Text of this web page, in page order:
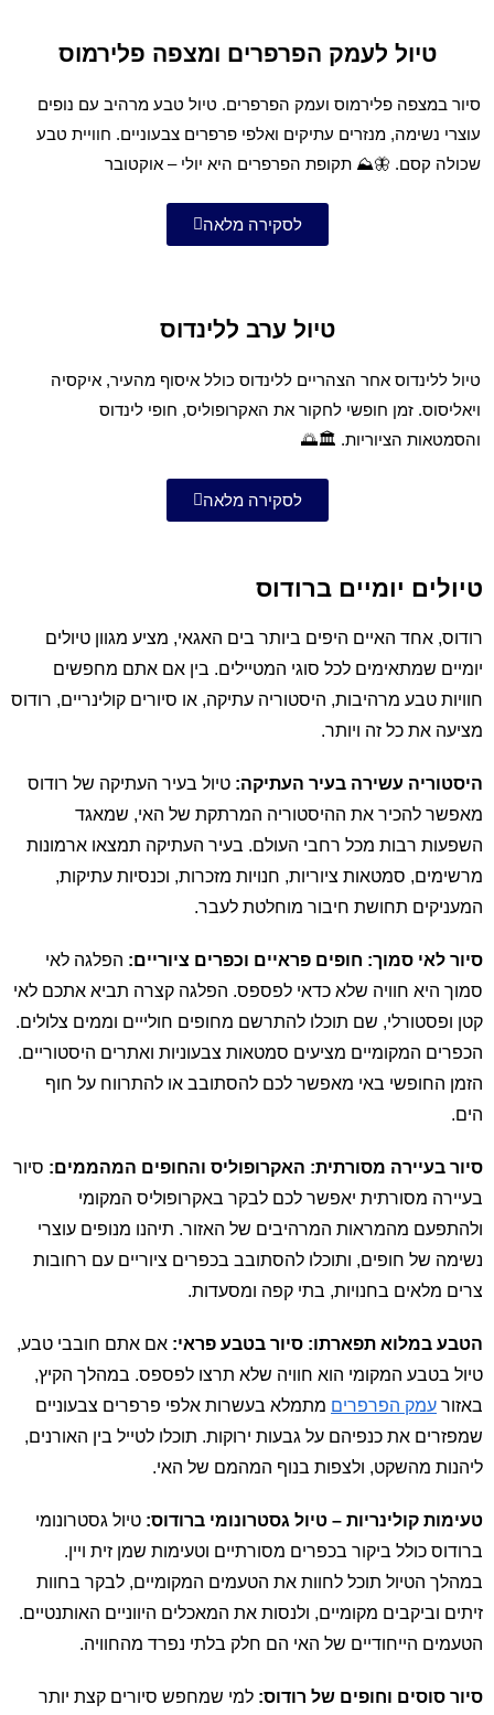
טיול לעמק הפרפרים ומצפה פלירמוס
סיור במצפה פלירמוס ועמק הפרפרים. טיול טבע מרהיב עם נופים
עוצרי נשימה, מנזרים עתיקים ואלפי פרפרים צבעוניים. חוויית טבע
שכולה קסם. 🦋⛰️ תקופת הפרפרים היא יולי – אוקטובר
לסקירה מלאה
טיול ערב ללינדוס
טיול ללינדוס אחר הצהריים ללינדוס כולל איסוף מהעיר, איקסיה
ויאליסוס. זמן חופשי לחקור את האקרופוליס, חופי לינדוס
והסמטאות הציוריות. 🏛️🌅
לסקירה מלאה
טיולים יומיים ברודוס
רודוס, אחד האיים היפים ביותר בים האגאי, מציע מגוון טיולים
יומיים שמתאימים לכל סוגי המטיילים. בין אם אתם מחפשים
חוויות טבע מרהיבות, היסטוריה עתיקה, או סיורים קולינריים, רודוס
מציעה את כל זה ויותר.
היסטוריה עשירה בעיר העתיקה: טיול בעיר העתיקה של רודוס
מאפשר להכיר את ההיסטוריה המרתקת של האי, שמאגד
השפעות רבות מכל רחבי העולם. בעיר העתיקה תמצאו ארמונות
מרשימים, סמטאות ציוריות, חנויות מזכרות, וכנסיות עתיקות,
המעניקים תחושת חיבור מוחלטת לעבר.
סיור לאי סמוך: חופים פראיים וכפרים ציוריים: הפלגה לאי
סמוך היא חוויה שלא כדאי לפספס. הפלגה קצרה תביא אתכם לאי
קטן ופסטורלי, שם תוכלו להתרשם מחופים חולייים וממים צלולים.
הכפרים המקומיים מציעים סמטאות צבעוניות ואתרים היסטוריים.
הזמן החופשי באי מאפשר לכם להסתובב או להתרווח על חוף
הים.
סיור בעיירה מסורתית: האקרופוליס והחופים המהממים: סיור
בעיירה מסורתית יאפשר לכם לבקר באקרופוליס המקומי
ולהתפעם מהמראות המרהיבים של האזור. תיהנו מנופים עוצרי
נשימה של חופים, ותוכלו להסתובב בכפרים ציוריים עם רחובות
צרים מלאים בחנויות, בתי קפה ומסעדות.
הטבע במלוא תפארתו: סיור בטבע פראי: אם אתם חובבי טבע,
טיול בטבע המקומי הוא חוויה שלא תרצו לפספס. במהלך הקיץ,
באזור עמק הפרפרים מתמלא בעשרות אלפי פרפרים צבעוניים
שמפזרים את כנפיהם על גבעות ירוקות. תוכלו לטייל בין האורנים,
ליהנות מהשקט, ולצפות בנוף המהמם של האי.
טעימות קולינריות – טיול גסטרונומי ברודוס: טיול גסטרונומי
ברודוס כולל ביקור בכפרים מסורתיים וטעימות שמן זית ויין.
במהלך הטיול תוכל לחוות את הטעמים המקומיים, לבקר בחוות
זיתים וביקבים מקומיים, ולנסות את המאכלים היווניים האותנטיים.
הטעמים הייחודיים של האי הם חלק בלתי נפרד מהחוויה.
סיור סוסים וחופים של רודוס: למי שמחפש סיורים קצת יותר